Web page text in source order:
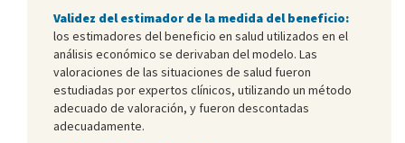
Validez del estimador de la medida del beneficio:
los estimadores del beneficio en salud utilizados en el
análisis económico se derivaban del modelo. Las
valoraciones de las situaciones de salud fueron
estudiadas por expertos clínicos, utilizando un método
adecuado de valoración, y fueron descontadas
adecuadamente.